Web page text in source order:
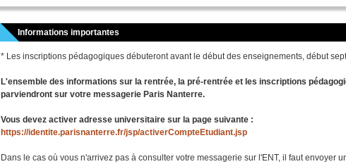
Informations importantes
* Les inscriptions pédagogiques débuteront avant le début des enseignements, début
L'ensemble des informations sur la rentrée, la pré-rentrée et les inscriptions
parviendront sur votre messagerie Paris Nanterre.
Vous devez activer adresse universitaire sur la page suivante :
https://identite.parisnanterre.fr/jsp/activerCompteEtudiant.jsp
Dans le cas où vous n'arrivez pas à consulter votre messagerie sur l'ENT, il faut envoyer